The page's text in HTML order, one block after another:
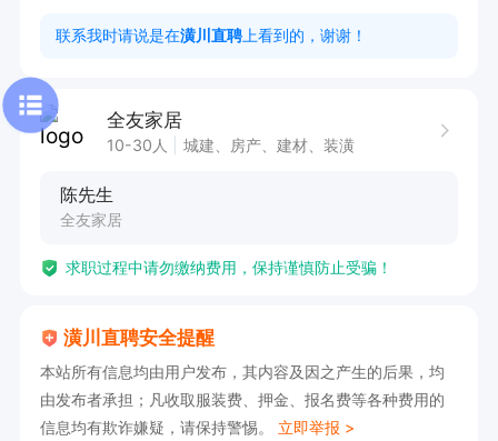
联系我时请说是在潢川直聘 上看到的，谢谢！
全友家居
10-30人 城建、房产、建材、装潢
陈先生
全友家居
求职过程中请勿缴纳费用，保持谨慎防止受骗！
潢川直聘安全提醒
本站所有信息均由用户发布，其内容及因之产生的后果，均
由发布者承担；凡收取服装费、押金、报名费等各种费用的
信息均有欺诈嫌疑，请保持警惕。 立即举报 >